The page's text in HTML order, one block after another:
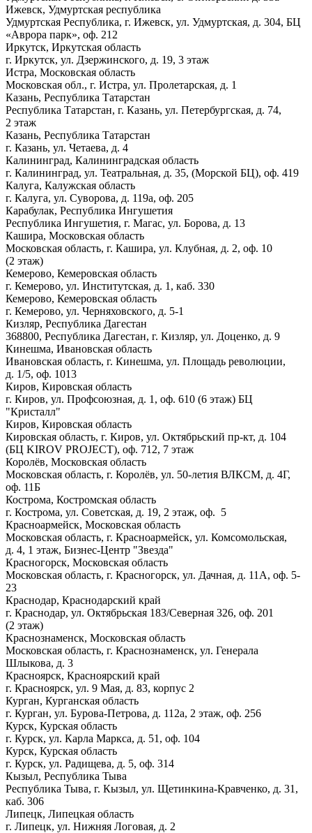
Ижевск, Удмуртская республика
Удмуртская Республика, г. Ижевск, ул. Удмуртская, д. 304, БЦ
«Аврора парк», оф. 212
Иркутск, Иркутская область
г. Иркутск, ул. Дзержинского, д. 19, 3 этаж
Истра, Московская область
Московская обл., г. Истра, ул. Пролетарская, д. 1
Казань, Республика Татарстан
Республика Татарстан, г. Казань, ул. Петербургская, д. 74,
2 этаж
Казань, Республика Татарстан
г. Казань, ул. Четаева, д. 4
Калининград, Калининградская область
г. Калининград, ул. Театральная, д. 35, (Морской БЦ), оф. 419
Калуга, Калужская область
г. Калуга, ул. Суворова, д. 119а, оф. 205
Карабулак, Республика Ингушетия
Республика Ингушетия, г. Магас, ул. Борова, д. 13
Кашира, Московская область
Московская область, г. Кашира, ул. Клубная, д. 2, оф. 10
(2 этаж)
Кемерово, Кемеровская область
г. Кемерово, ул. Институтская, д. 1, каб. 330
Кемерово, Кемеровская область
г. Кемерово, ул. Черняховского, д. 5-1
Кизляр, Республика Дагестан
368800, Республика Дагестан, г. Кизляр, ул. Доценко, д. 9
Кинешма, Ивановская область
Ивановская область, г. Кинешма, ул. Площадь революции,
д. 1/5, оф. 1013
Киров, Кировская область
г. Киров, ул. Профсоюзная, д. 1, оф. 610 (6 этаж) БЦ
"Кристалл"
Киров, Кировская область
Кировская область, г. Киров, ул. Октябрьский пр-кт, д. 104
(БЦ KIROV PROJECT), оф. 712, 7 этаж
Королёв, Московская область
Московская область, г. Королёв, ул. 50-летия ВЛКСМ, д. 4Г,
оф. 11Б
Кострома, Костромская область
г. Кострома, ул. Советская, д. 19, 2 этаж, оф. 5
Красноармейск, Московская область
Московская область, г. Красноармейск, ул. Комсомольская,
д. 4, 1 этаж, Бизнес-Центр "Звезда"
Красногорск, Московская область
Московская область, г. Красногорск, ул. Дачная, д. 11А, оф. 5-
23
Краснодар, Краснодарский край
г. Краснодар, ул. Октябрьская 183/Северная 326, оф. 201
(2 этаж)
Краснознаменск, Московская область
Московская область, г. Краснознаменск, ул. Генерала
Шлыкова, д. 3
Красноярск, Красноярский край
г. Красноярск, ул. 9 Мая, д. 83, корпус 2
Курган, Курганская область
г. Курган, ул. Бурова-Петрова, д. 112а, 2 этаж, оф. 256
Курск, Курская область
г. Курск, ул. Карла Маркса, д. 51, оф. 104
Курск, Курская область
г. Курск, ул. Радищева, д. 5, оф. 314
Кызыл, Республика Тыва
Республика Тыва, г. Кызыл, ул. Щетинкина-Кравченко, д. 31,
каб. 306
Липецк, Липецкая область
г. Липецк, ул. Нижняя Логовая, д. 2